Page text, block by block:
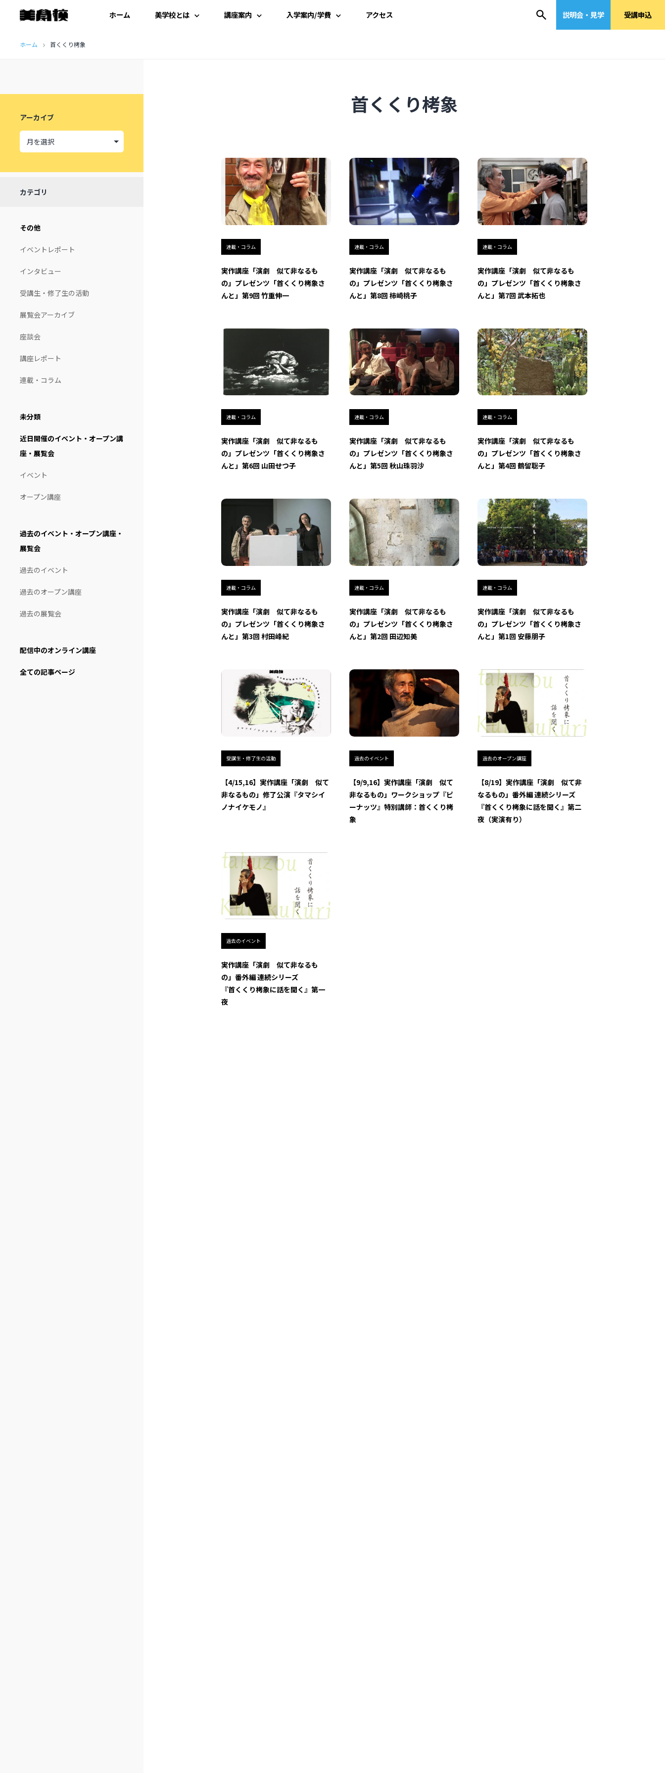
ッ
ホーム 美学校とは 講座案内 入学案内/学費
受講申込み
よくある質問
アクセス 説明会・見学 受講申込
ホーム 首くくり栲象
アーカイブ
カテゴリ
その他
イベントレポート
インタビュー
受講生・修了生の活動
展覧会アーカイブ
座談会
講座レポート
連載・コラム
未分類
近日開催のイベント・オープン講
座・展覧会
イベント
オープン講座
過去のイベント・オープン講座・
展覧会
過去のイベント
過去のオープン講座
過去の展覧会
配信中のオンライン講座
全ての記事ページ
首くくり栲象
連載・コラム
実作講座「演劇 似て非なるも
の」プレゼンツ「首くくり栲象さ
んと」第9回 竹重伸一
連載・コラム
実作講座「演劇 似て非なるも
の」プレゼンツ「首くくり栲象さ
んと」第8回 柿崎桃子
連載・コラム
実作講座「演劇 似て非なるも
の」プレゼンツ「首くくり栲象さ
んと」第7回 武本拓也
連載・コラム
実作講座「演劇 似て非なるも
の」プレゼンツ「首くくり栲象さ
んと」第6回 山田せつ子
連載・コラム
実作講座「演劇 似て非なるも
の」プレゼンツ「首くくり栲象さ
んと」第5回 秋山珠羽沙
連載・コラム
実作講座「演劇 似て非なるも
の」プレゼンツ「首くくり栲象さ
んと」第4回 鶴留聡子
連載・コラム
実作講座「演劇 似て非なるも
の」プレゼンツ「首くくり栲象さ
んと」第3回 村田峰紀
連載・コラム
実作講座「演劇 似て非なるも
の」プレゼンツ「首くくり栲象さ
んと」第2回 田辺知美
連載・コラム
実作講座「演劇 似て非なるも
の」プレゼンツ「首くくり栲象さ
んと」第1回 安藤朋子
受講生・修了生の活動
【4/15,16】実作講座「演劇 似て
非なるもの」修了公演『タマシイ
ノナイケモノ』
過去のイベント
【9/9,16】実作講座「演劇 似て
非なるもの」ワークショップ『ピ
ーナッツ』特別講師：首くくり栲
象
過去のオープン講座
【8/19】実作講座「演劇 似て非
なるもの」番外編 連続シリーズ
『首くくり栲象に話を聞く』第二
夜（実演有り）
過去のイベント
実作講座「演劇 似て非なるも
の」番外編 連続シリーズ
『首くくり栲象に話を聞く』第一
夜